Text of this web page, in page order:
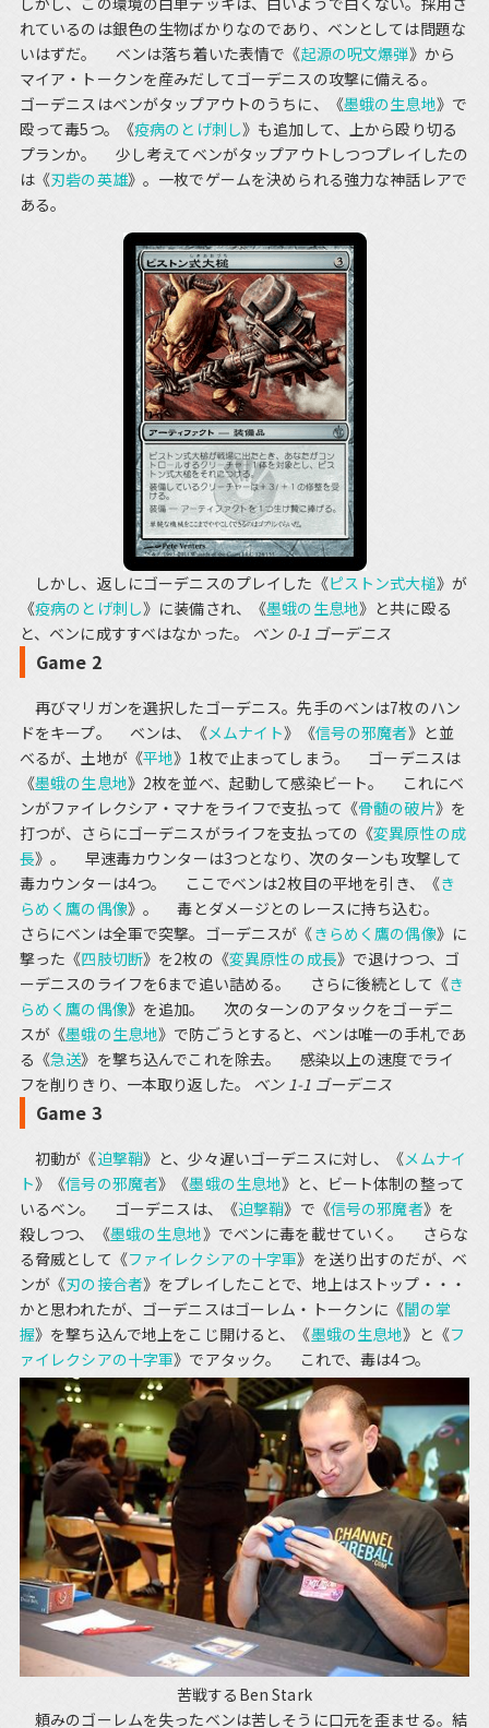
れているのは銀色の生物ばかりなのであり、ベンとしては問題な
いはずだ。 ベンは落ち着いた表情で《起源の呪文爆弾》から
マイア・トークンを産みだしてゴーデニスの攻撃に備える。
ゴーデニスはベンがタップアウトのうちに、《墨蛾の生息地》で
殴って毒5つ。《疫病のとげ刺し》も追加して、上から殴り切る
プランか。 少し考えてベンがタップアウトしつつプレイしたの
は《刃砦の英雄》。一枚でゲームを決められる強力な神話レアで
ある。
しかし、返しにゴーデニスのプレイした《ピストン式大槌》が
《疫病のとげ刺し》に装備され、《墨蛾の生息地》と共に殴る
と、ベンに成すすべはなかった。 ベン 0-1 ゴーデニス
Game 2
再びマリガンを選択したゴーデニス。先手のベンは7枚のハン
ドをキープ。 ベンは、《メムナイト》《信号の邪魔者》と並
べるが、土地が《平地》1枚で止まってしまう。 ゴーデニスは
《墨蛾の生息地》2枚を並べ、起動して感染ビート。 これにベ
ンがファイレクシア・マナをライフで支払って《骨髄の破片》を
打つが、さらにゴーデニスがライフを支払っての《変異原性の成
長》。 早速毒カウンターは3つとなり、次のターンも攻撃して
毒カウンターは4つ。 ここでベンは2枚目の平地を引き、《き
らめく鷹の偶像》。 毒とダメージとのレースに持ち込む。
さらにベンは全軍で突撃。ゴーデニスが《きらめく鷹の偶像》に
撃った《四肢切断》を2枚の《変異原性の成長》で退けつつ、ゴ
ーデニスのライフを6まで追い詰める。 さらに後続として《き
らめく鷹の偶像》を追加。 次のターンのアタックをゴーデニ
スが《墨蛾の生息地》で防ごうとすると、ベンは唯一の手札であ
る《急送》を撃ち込んでこれを除去。 感染以上の速度でライ
フを削りきり、一本取り返した。 ベン 1-1 ゴーデニス
Game 3
初動が《迫撃鞘》と、少々遅いゴーデニスに対し、《メムナイ
ト》《信号の邪魔者》《墨蛾の生息地》と、ビート体制の整って
いるベン。 ゴーデニスは、《迫撃鞘》で《信号の邪魔者》を
殺しつつ、《墨蛾の生息地》でベンに毒を載せていく。 さらな
る脅威として《ファイレクシアの十字軍》を送り出すのだが、ベ
ンが《刃の接合者》をプレイしたことで、地上はストップ・・・
かと思われたが、ゴーデニスはゴーレム・トークンに《闇の掌
握》を撃ち込んで地上をこじ開けると、《墨蛾の生息地》と《フ
ァイレクシアの十字軍》でアタック。 これで、毒は4つ。
苦戦するBen Stark
頼みのゴーレムを失ったベンは苦しそうに口元を歪ませる。結